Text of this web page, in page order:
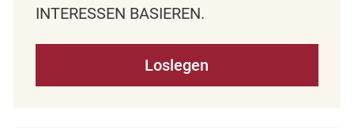
NTERESSEN BASIEREN.
Loslegen